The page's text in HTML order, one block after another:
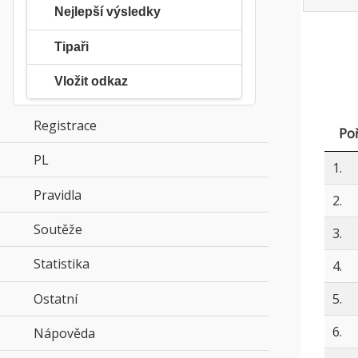
1.
2.
3.
4.
5.
6.
Nejlepší výsledky
Tipaři
Vložit odkaz
Registrace
PL
Pravidla
Soutěže
Statistika
Ostatníclick to expand contents
Nápověda